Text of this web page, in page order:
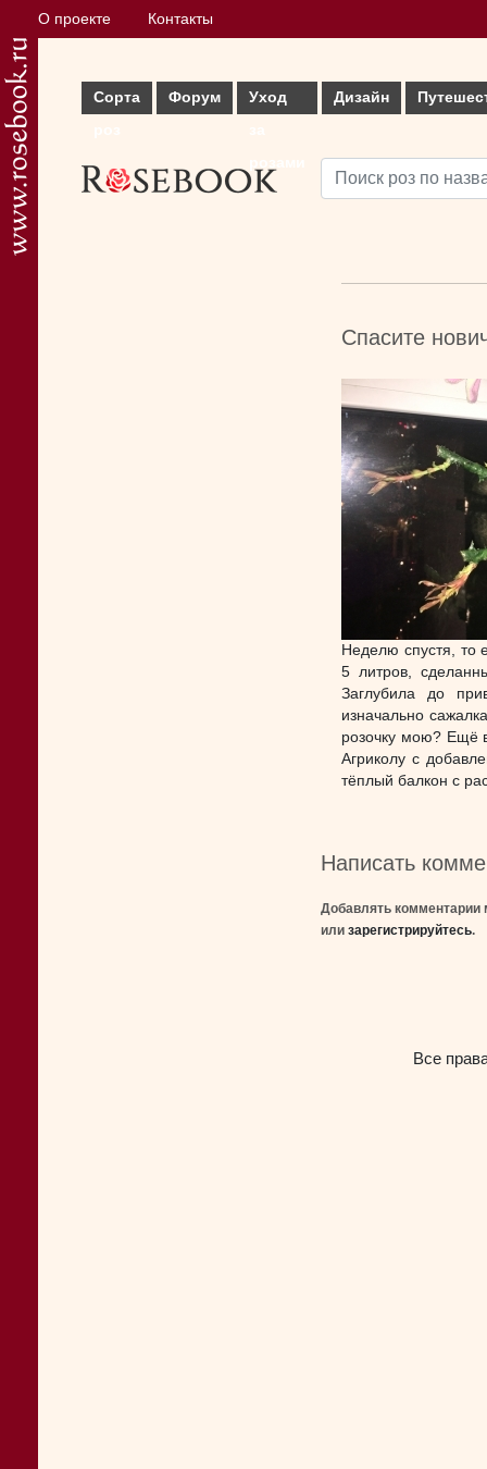
О проекте Контакты
Сорта
Форум
Уход
Дизайн
Спасите
Неделю спустя, то
5 литров,
Заглубила до
изначально
розочку мою? Ещё
Агриколу с
тёплый балкон с
Написать
Добавлять комментарии
или зарегистрируйтесь.
Все